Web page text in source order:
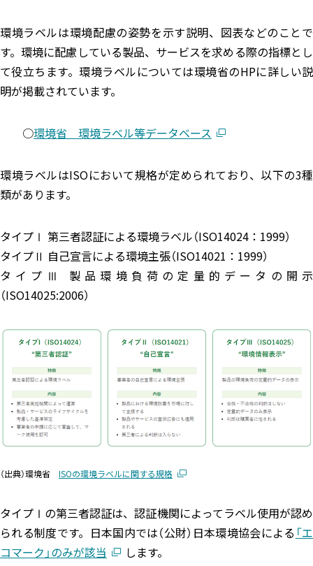
環境ラベルは環境配慮の姿勢を示す説明、図表などのことで
す。環境に配慮している製品、サービスを求める際の指標とし
て役立ちます。環境ラベルについては環境省のHPに詳しい説
明が掲載されています。
○環境省 環境ラベル等データベース
環境ラベルはISOにおいて規格が定められており、以下の3種
類があります。
タイプⅠ 第三者認証による環境ラベル（ISO14024：1999）
タイプⅡ 自己宣言による環境主張（ISO14021：1999）
タイプⅢ 製品環境負荷の定量的データの開示
（ISO14025:2006）
（出典）環境省 ISOの環境ラベルに関する規格
タイプⅠの第三者認証は、認証機関によってラベル使用が認め
られる制度です。日本国内では（公財）日本環境協会による 「エ
コマーク」のみが該当
します。